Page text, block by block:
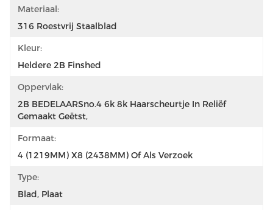
Materiaal:
316 Roestvrij Staalblad
Kleur:
Heldere 2B Finshed
Oppervlak:
2B BEDELAARSno.4 6k 8k Haarscheurtje In Reliëf
Gemaakt Geëtst,
Formaat:
4 (1219MM) X8 (2438MM) Of Als Verzoek
Type:
Blad, Plaat